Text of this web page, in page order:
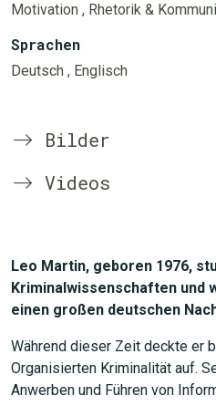
Motivation , Rhetorik &
Sprachen
Deutsch , Englisch
Bilder
Videos
Leo Martin, geboren 1976,
Kriminalwissenschaften und
einen großen deutschen
Während dieser Zeit deckte er
Organisierten Kriminalität auf.
Anwerben und Führen von